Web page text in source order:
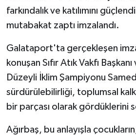
farkındalık ve katılımını
mutabakat zaptı imzalandı.
Galataport'ta gerçekleşen
konuşan Sıfır Atık Vakfı
Düzeyli İklim Şampiyonu
sürdürülebilirliği, toplumsal
bir parçası olarak gördüklerini
Ağırbaş, bu anlayışla